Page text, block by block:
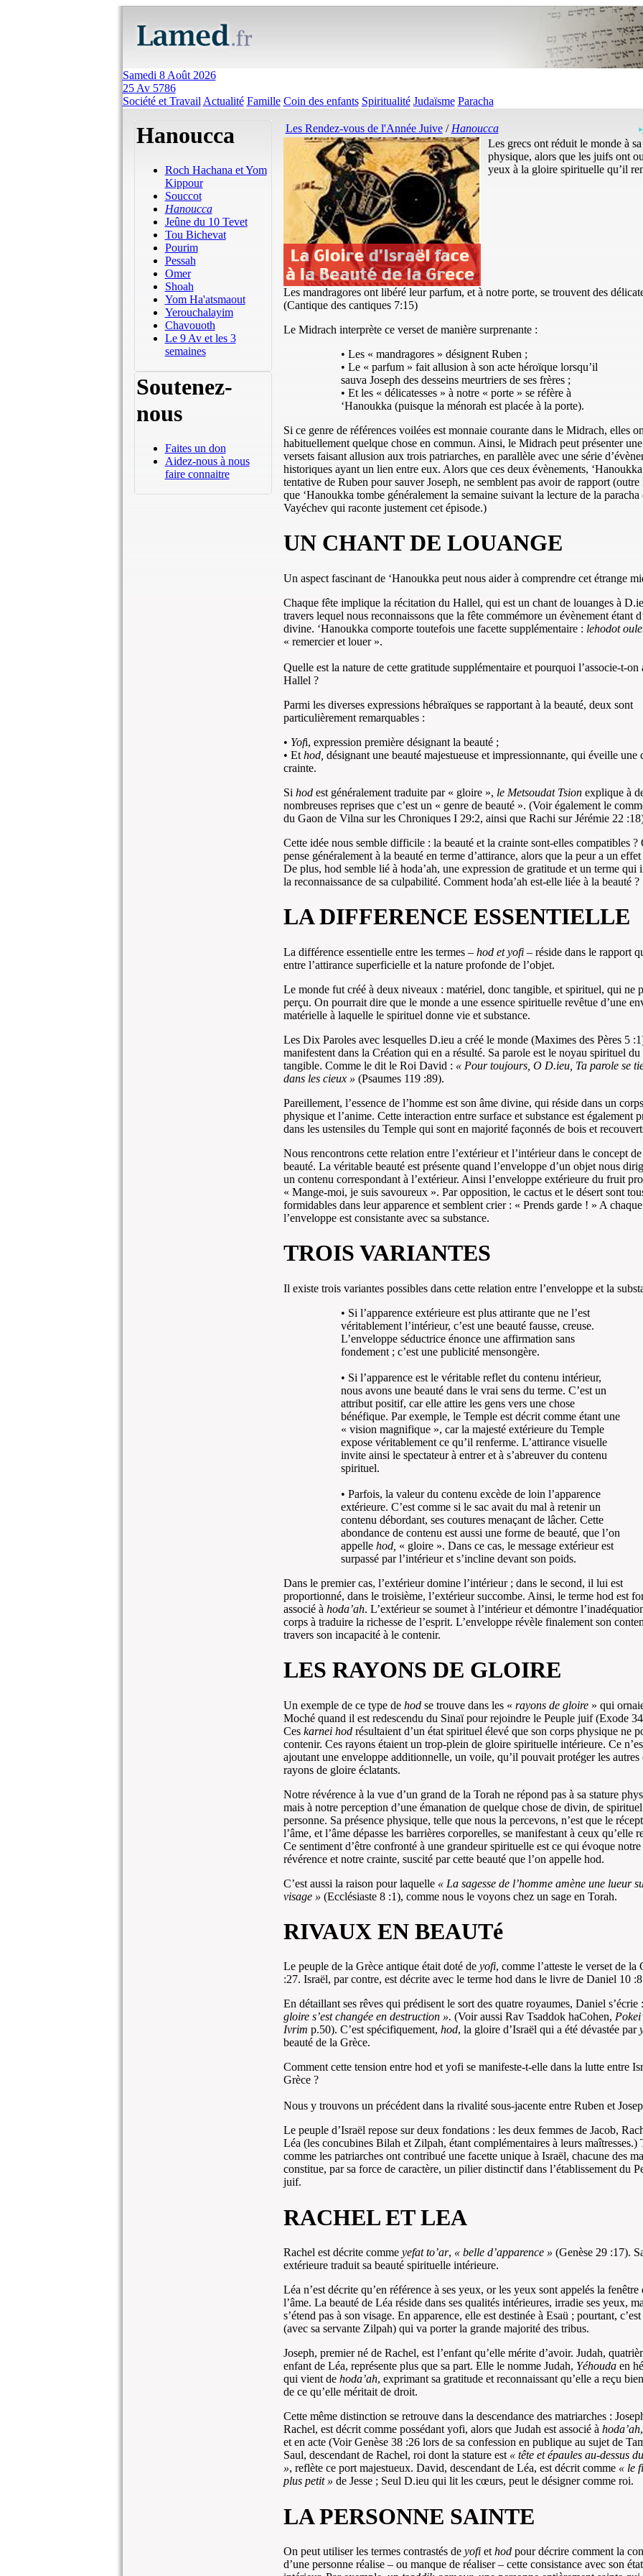
Samedi 8 Août 2026
25 Av 5786
Société et Travail Actualité Famille Coin des enfants Spiritualité Judaïsme Paracha
Hanoucca
Roch Hachana et Yom
Kippour
Souccot
Hanoucca
Jeûne du 10 Tevet
Tou Bichevat
Pourim
Pessah
Omer
Shoah
Yom Ha'atsmaout
Yerouchalayim
Chavouoth
Le 9 Av et les 3
semaines
Soutenez-
nous
Faites un don
Aidez-nous à nous
faire connaitre
Les Rendez-vous de l'Année Juive/ Hanoucca
Les grecs ont réduit le monde à sa
physique, alors que les juifs ont
yeux à la gloire spirituelle qu’il
Les mandragores ont libéré leur parfum, et à notre porte, se trouvent des
(Cantique des cantiques 7:15)
Le Midrach interprète ce verset de manière surprenante :
• Les « mandragores » désignent Ruben ;
• Le « parfum » fait allusion à son acte héroïque lorsqu’il
sauva Joseph des desseins meurtriers de ses frères ;
• Et les « délicatesses » à notre « porte » se réfère à
‘Hanoukka (puisque la ménorah est placée à la porte).
Si ce genre de références voilées est monnaie courante dans le Midrach, elles
habituellement quelque chose en commun. Ainsi, le Midrach peut présenter
versets faisant allusion aux trois patriarches, en parallèle avec une série
historiques ayant un lien entre eux. Alors que ces deux évènements,
tentative de Ruben pour sauver Joseph, ne semblent pas avoir de rapport (outre
que ‘Hanoukka tombe généralement la semaine suivant la lecture de la paracha
Vayéchev qui raconte justement cet épisode.)
UN CHANT DE LOUANGE
Un aspect fascinant de ‘Hanoukka peut nous aider à comprendre cet étrange
Chaque fête implique la récitation du Hallel, qui est un chant de louanges à
travers lequel nous reconnaissons que la fête commémore un évènement étant
divine. ‘Hanoukka comporte toutefois une facette supplémentaire : lehodot
« remercier et louer ».
Quelle est la nature de cette gratitude supplémentaire et pourquoi l’associe-t-on
Hallel ?
Parmi les diverses expressions hébraïques se rapportant à la beauté, deux sont
particulièrement remarquables :
• Yofi, expression première désignant la beauté ;
• Et hod, désignant une beauté majestueuse et impressionnante, qui éveille une
crainte.
Si hodest généralement traduite par « gloire », le Metsoudat Tsionexplique à
nombreuses reprises que c’est un « genre de beauté ». (Voir également le
du Gaon de Vilna sur les Chroniques I 29:2, ainsi que Rachi sur Jérémie 22
Cette idée nous semble difficile : la beauté et la crainte sont-elles compatibles ?
pense généralement à la beauté en terme d’attirance, alors que la peur a un
De plus, hod semble lié à hoda’ah, une expression de gratitude et un terme qui
la reconnaissance de sa culpabilité. Comment hoda’ah est-elle liée à la beauté ?
LA DIFFERENCE ESSENTIELLE
La différence essentielle entre les termes – hod et yofi – réside dans le rapport
entre l’attirance superficielle et la nature profonde de l’objet.
Le monde fut créé à deux niveaux : matériel, donc tangible, et spirituel, qui ne
perçu. On pourrait dire que le monde a une essence spirituelle revêtue d’une
matérielle à laquelle le spirituel donne vie et substance.
Les Dix Paroles avec lesquelles D.ieu a créé le monde (Maximes des Pères 5
manifestent dans la Création qui en a résulté. Sa parole est le noyau spirituel du
tangible. Comme le dit le Roi David : « Pour toujours, O D.ieu, Ta parole se
dans les cieux » (Psaumes 119 :89).
Pareillement, l’essence de l’homme est son âme divine, qui réside dans un corps
physique et l’anime. Cette interaction entre surface et substance est également
dans les ustensiles du Temple qui sont en majorité façonnés de bois et
Nous rencontrons cette relation entre l’extérieur et l’intérieur dans le concept
beauté. La véritable beauté est présente quand l’enveloppe d’un objet nous
un contenu correspondant à l’extérieur. Ainsi l’enveloppe extérieure du fruit
« Mange-moi, je suis savoureux ». Par opposition, le cactus et le désert sont
formidables dans leur apparence et semblent crier : « Prends garde ! » A
l’enveloppe est consistante avec sa substance.
TROIS VARIANTES
Il existe trois variantes possibles dans cette relation entre l’enveloppe et la
• Si l’apparence extérieure est plus attirante que ne l’est
véritablement l’intérieur, c’est une beauté fausse, creuse.
L’enveloppe séductrice énonce une affirmation sans
fondement ; c’est une publicité mensongère.
• Si l’apparence est le véritable reflet du contenu intérieur,
nous avons une beauté dans le vrai sens du terme. C’est un
attribut positif, car elle attire les gens vers une chose
bénéfique. Par exemple, le Temple est décrit comme étant une
« vision magnifique », car la majesté extérieure du Temple
expose véritablement ce qu’il renferme. L’attirance visuelle
invite ainsi le spectateur à entrer et à s’abreuver du contenu
spirituel.
• Parfois, la valeur du contenu excède de loin l’apparence
extérieure. C’est comme si le sac avait du mal à retenir un
contenu débordant, ses coutures menaçant de lâcher. Cette
abondance de contenu est aussi une forme de beauté, que l’on
appelle hod, « gloire ». Dans ce cas, le message extérieur est
surpassé par l’intérieur et s’incline devant son poids.
Dans le premier cas, l’extérieur domine l’intérieur ; dans le second, il lui est
proportionné, dans le troisième, l’extérieur succombe. Ainsi, le terme hod est
associé à hoda’ah. L’extérieur se soumet à l’intérieur et démontre
corps à traduire la richesse de l’esprit. L’enveloppe révèle finalement son
travers son incapacité à le contenir.
LES RAYONS DE GLOIRE
Un exemple de ce type de hodse trouve dans les « rayons de gloire » qui
Moché quand il est redescendu du Sinaï pour rejoindre le Peuple juif (Exode
Ces karnei hodrésultaient d’un état spirituel élevé que son corps physique ne
contenir. Ces rayons étaient un trop-plein de gloire spirituelle intérieure. Ce
ajoutant une enveloppe additionnelle, un voile, qu’il pouvait protéger les autres
rayons de gloire éclatants.
Notre révérence à la vue d’un grand de la Torah ne répond pas à sa stature
mais à notre perception d’une émanation de quelque chose de divin, de spirituel
personne. Sa présence physique, telle que nous la percevons, n’est que le
l’âme, et l’âme dépasse les barrières corporelles, se manifestant à ceux qu’elle
Ce sentiment d’être confronté à une grandeur spirituelle est ce qui évoque notre
révérence et notre crainte, suscité par cette beauté que l’on appelle hod.
C’est aussi la raison pour laquelle « La sagesse de l’homme amène une lueur
visage » (Ecclésiaste 8 :1), comme nous le voyons chez un sage en Torah.
RIVAUX EN BEAUTé
Le peuple de la Grèce antique était doté de yofi, comme l’atteste le verset de la
:27. Israël, par contre, est décrite avec le terme hod dans le livre de Daniel 10
En détaillant ses rêves qui prédisent le sort des quatre royaumes, Daniel s’écrie :
gloire s’est changée en destruction ». (Voir aussi Rav Tsaddok haCohen,
Ivrim p.50). C’est spécifiquement, hod, la gloire d’Israël qui a été dévastée par
beauté de la Grèce.
Comment cette tension entre hod et yofi se manifeste-t-elle dans la lutte entre
Grèce ?
Nous y trouvons un précédent dans la rivalité sous-jacente entre Ruben et
Le peuple d’Israël repose sur deux fondations : les deux femmes de Jacob,
Léa (les concubines Bilah et Zilpah, étant complémentaires à leurs maîtresses.)
comme les patriarches ont contribué une facette unique à Israël, chacune des
constitue, par sa force de caractère, un pilier distinctif dans l’établissement du
juif.
RACHEL ET LEA
Rachel est décrite comme yefat to’ar, « belle d’apparence » (Genèse 29 :17).
extérieure traduit sa beauté spirituelle intérieure.
Léa n’est décrite qu’en référence à ses yeux, or les yeux sont appelés la fenêtre
l’âme. La beauté de Léa réside dans ses qualités intérieures, irradie ses yeux,
s’étend pas à son visage. En apparence, elle est destinée à Esaü ; pourtant,
(avec sa servante Zilpah) qui va porter la grande majorité des tribus.
Joseph, premier né de Rachel, est l’enfant qu’elle mérite d’avoir. Judah,
enfant de Léa, représente plus que sa part. Elle le nomme Judah, Yéhouda en
qui vient de hoda’ah, exprimant sa gratitude et reconnaissant qu’elle a reçu
de ce qu’elle méritait de droit.
Cette même distinction se retrouve dans la descendance des matriarches :
Rachel, est décrit comme possédant yofi, alors que Judah est associé à hoda’ah
et en acte (Voir Genèse 38 :26 lors de sa confession en publique au sujet de
Saul, descendant de Rachel, roi dont la stature est « tête et épaules au-dessus
», reflète ce port majestueux. David, descendant de Léa, est décrit comme « le
plus petit » de Jesse ; Seul D.ieu qui lit les cœurs, peut le désigner comme roi.
LA PERSONNE SAINTE
On peut utiliser les termes contrastés de yofiet hodpour décrire comment la
d’une personne réalise – ou manque de réaliser – cette consistance avec son état